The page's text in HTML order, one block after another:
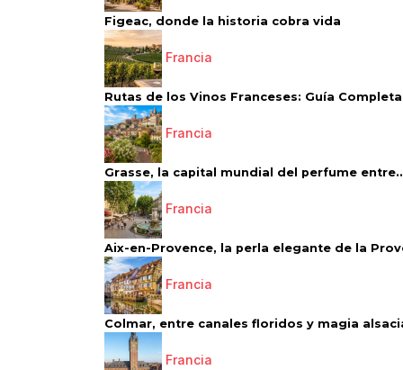
Figeac, donde la historia cobra vida
Francia
Rutas de los Vinos Franceses: Guía
Francia
Grasse, la capital mundial del perfume
Francia
Aix-en-Provence, la perla elegante de la
Francia
Colmar, entre canales floridos y magia
Francia